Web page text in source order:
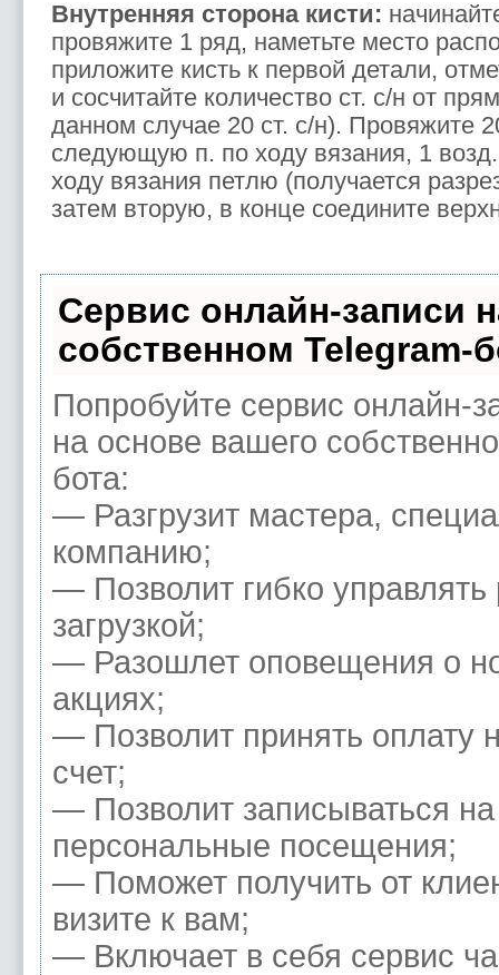
Внутренняя сторона кисти:
провяжите 1 ряд, наметьте место
приложите кисть к первой детали,
и сосчитайте количество ст. с/н от
данном случае 20 ст. с/н). Провяжите
следующую п. по ходу вязания, 1
ходу вязания петлю (получается
затем вторую, в конце соедините
Сервис онлайн-записи
собственном Telegram-
Попробуйте сервис онлайн-
на основе вашего
бота:
— Разгрузит мастера,
компанию;
— Позволит гибко
загрузкой;
— Разошлет оповещения о
акциях;
— Позволит принять оплату
счет;
— Позволит записываться
персональные посещения;
— Поможет получить от
визите к вам;
— Включает в себя сервис